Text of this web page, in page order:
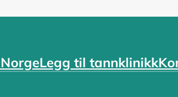
Legg til tannklinikk